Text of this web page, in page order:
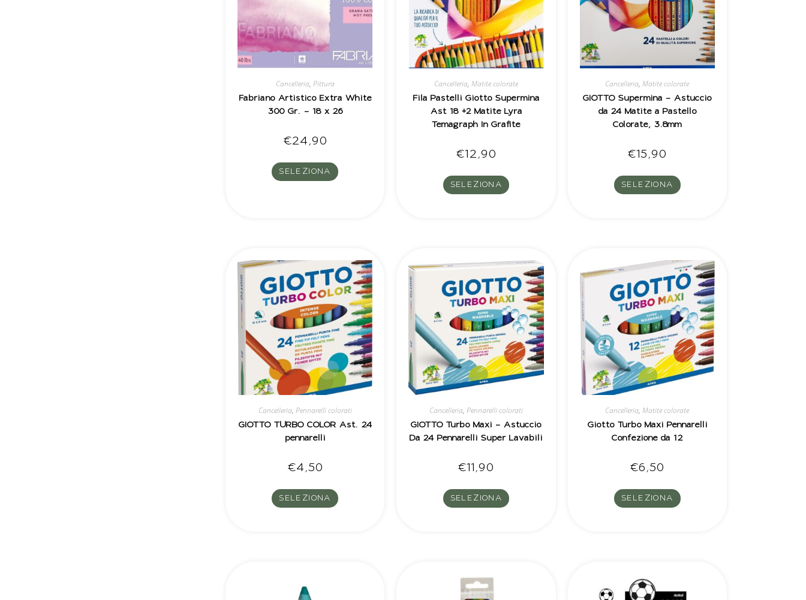
Cancelleria, Pittura
Fabriano Artistico Extra White
300 Gr. – 18 x 26
€24,90
SELEZIONA
Cancelleria, Matite colorate
Fila Pastelli Giotto Supermina
Ast 18 +2 Matite Lyra
Temagraph In Grafite
€12,90
SELEZIONA
Cancelleria,Matite colorate
GIOTTO Supermina – Astuccio
da 24 Matite a Pastello
Colorate, 3.8mm
€15,90
SELEZIONA
Cancelleria, Pennarelli colorati
GIOTTO TURBO COLOR Ast. 24
pennarelli
€4,50
SELEZIONA
Cancelleria, Pennarelli colorati
GIOTTO Turbo Maxi – Astuccio
Da 24 Pennarelli Super Lavabili
€11,90
SELEZIONA
Cancelleria,Matite colorate
Giotto Turbo Maxi Pennarelli
Confezione da 12
€6,50
SELEZIONA